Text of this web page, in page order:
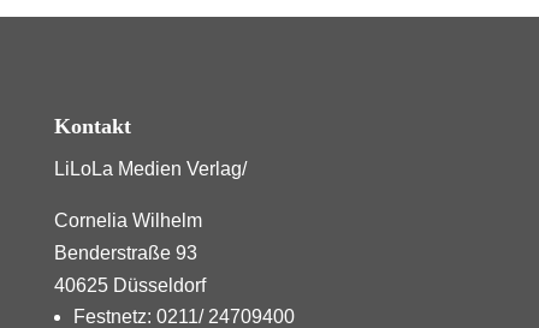
Kontakt
LiLoLa Medien Verlag/
Cornelia Wilhelm
Benderstraße 93
40625 Düsseldorf
Festnetz: 0211/ 24709400